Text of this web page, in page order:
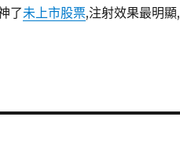
了未上市股票,注射效果最明顯,